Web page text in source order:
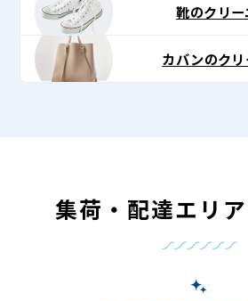
靴のクリ
カバンのク
集荷・配達エリ